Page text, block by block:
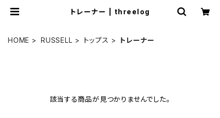
トレーナー | threelog
HOME RUSSELL トップス トレーナー
該当する商品が見つかりませんでした。